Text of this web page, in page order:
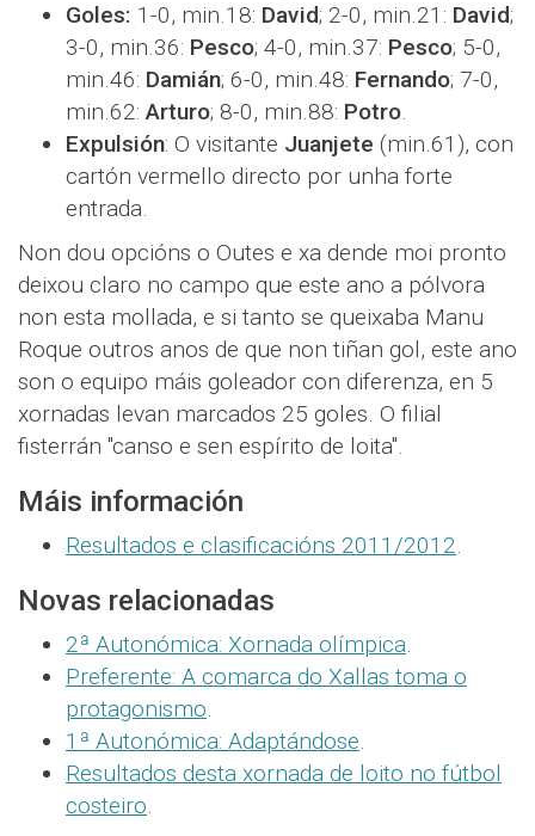
Goles: 1-0, min.18: David; 2-0, min.21: David;
3-0, min.36: Pesco; 4-0, min.37: Pesco; 5-0,
min.46: Damián; 6-0, min.48: Fernando; 7-0,
min.62:Arturo; 8-0, min.88: Potro.
Expulsión: O visitante Juanjete (min.61), con
cartón vermello directo por unha forte
entrada.
Non dou opcións o Outes e xa dende moi pronto
deixou claro no campo que este ano a pólvora
non esta mollada, e si tanto se queixaba Manu
Roque outros anos de que non tiñan gol, este ano
son o equipo máis goleador con diferenza, en 5
xornadas levan marcados 25 goles. O filial
fisterrán "canso e sen espírito de loita".
Máis información
Resultados e clasificacións 2011/2012.
Novas relacionadas
2ª Autonómica: Xornada olímpica.
Preferente: A comarca do Xallas toma o
protagonismo.
1ª Autonómica: Adaptándose.
Resultados desta xornada de loito no fútbol
costeiro.